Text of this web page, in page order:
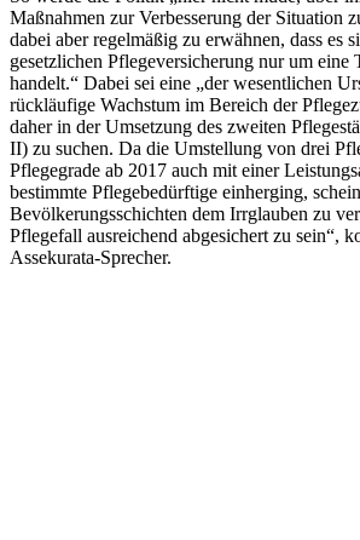
Maßnahmen zur Verbesserung der Situation
dabei aber regelmäßig zu erwähnen, dass es
gesetzlichen Pflegeversicherung nur um eine
handelt.“ Dabei sei eine „der wesentlichen
rückläufige Wachstum im Bereich der
daher in der Umsetzung des zweiten
II) zu suchen. Da die Umstellung von drei
Pflegegrade ab 2017 auch mit einer
bestimmte Pflegebedürftige einherging,
Bevölkerungsschichten dem Irrglauben zu
Pflegefall ausreichend abgesichert zu sein“,
Assekurata-Sprecher.